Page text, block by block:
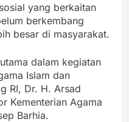
yang berkaitan
berkembang
besar di masyarakat.
dalam kegiatan
Islam dan
RI, Dr. H. Arsad
Kementerian Agama
Barhia.